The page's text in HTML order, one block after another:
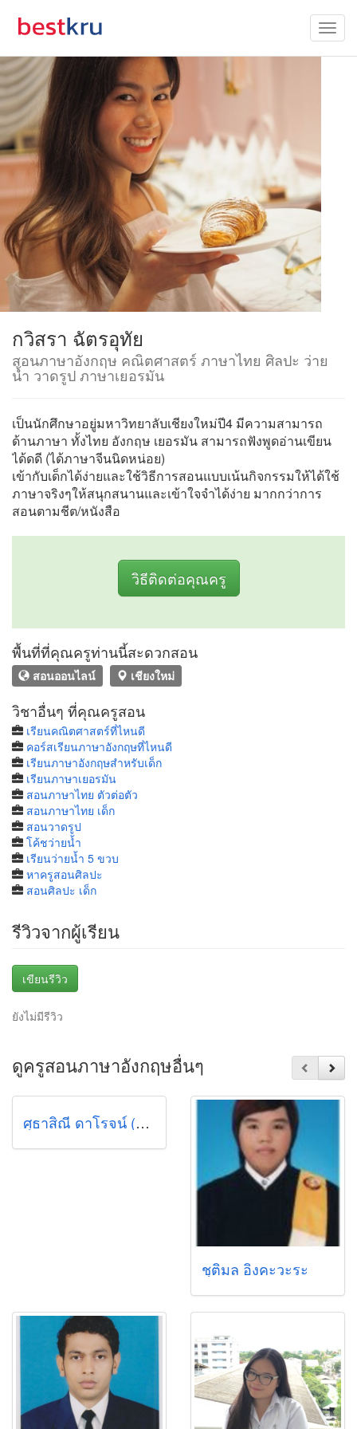
กวิสรา ฉัตรอุทัย
สอนภาษาอังกฤษ คณิตศาสตร์ ภาษาไทย ศิลปะ ว่าย
น้ำ วาดรูป ภาษาเยอรมัน
เป็นนักศึกษาอยู่มหาวิทยาลับเชียงใหม่ปี4 มีความสามารถ
ด้านภาษา ทั้งไทย อังกฤษ เยอรมัน สามารถฟังพูดอ่านเขียน
ได้ดดี (ได้ภาษาจีนนิดหน่อย)
เข้ากับเด็กได้ง่ายและใช้วิธีการสอนแบบเน้นกิจกรรมให้ได้ใช้
ภาษาจริงๆให้สนุกสนานและเข้าใจจำได้ง่าย มากกว่าการ
สอนตามชีต/หนังสือ
วิธีติดต่อคุณครู
พื้นที่ที่คุณครูท่านนี้สะดวกสอน
สอนออนไลน์ เชียงใหม่
วิชาอื่นๆ ที่คุณครูสอน
เรียนคณิตศาสตร์ที่ไหนดี
คอร์สเรียนภาษาอังกฤษที่ไหนดี
เรียนภาษาอังกฤษสำหรับเด็ก
เรียนภาษาเยอรมัน
สอนภาษาไทย ตัวต่อตัว
สอนภาษาไทย เด็ก
สอนวาดรูป
โค้ชว่ายน้ำ
เรียนว่ายน้ำ 5 ขวบ
หาครูสอนศิลปะ
สอนศิลปะ เด็ก
รีวิวจากผู้เรียน
เขียนรีวิว
ยังไม่มีรีวิว
ดูครูสอนภาษาอังกฤษอื่นๆ
ศุธาสิณี ดาโรจน์ (กุ้ง)
ชุติมล อิงคะวะระ